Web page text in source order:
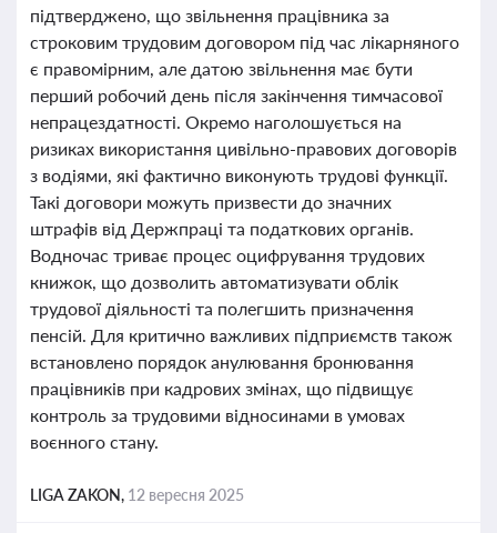
підтверджено, що звільнення працівника за
строковим трудовим договором під час лікарняного
є правомірним, але датою звільнення має бути
перший робочий день після закінчення тимчасової
непрацездатності. Окремо наголошується на
ризиках використання цивільно-правових договорів
з водіями, які фактично виконують трудові функції.
Такі договори можуть призвести до значних
штрафів від Держпраці та податкових органів.
Водночас триває процес оцифрування трудових
книжок, що дозволить автоматизувати облік
трудової діяльності та полегшить призначення
пенсій. Для критично важливих підприємств також
встановлено порядок анулювання бронювання
працівників при кадрових змінах, що підвищує
контроль за трудовими відносинами в умовах
воєнного стану.
LIGA ZAKON, 12 вересня 2025